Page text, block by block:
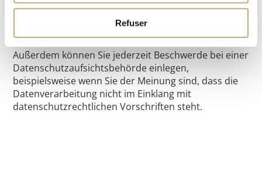
Refuser
Verarbeitung wird davon jedoch nicht berührt.
Außerdem können Sie jederzeit Beschwerde bei einer
Datenschutzaufsichtsbehörde einlegen,
beispielsweise wenn Sie der Meinung sind, dass die
Datenverarbeitung nicht im Einklang mit
datenschutzrechtlichen Vorschriften steht.